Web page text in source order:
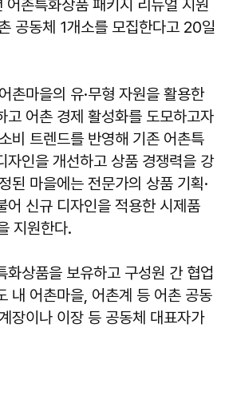
촌특화상품 패키지 리뉴얼 지원
공동체 1개소를 모집한다고 20일
촌마을의 유·무형 자원을 활용한
고 어촌 경제 활성화를 도모하고자
비 트렌드를 반영해 기존 어촌특
자인을 개선하고 상품 경쟁력을 강
된 마을에는 전문가의 상품 기획·
어 신규 디자인을 적용한 시제품
지원한다.
화상품을 보유하고 구성원 간 협업
내 어촌마을, 어촌계 등 어촌 공동
장이나 이장 등 공동체 대표자가